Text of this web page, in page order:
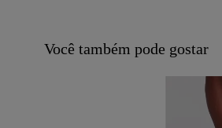
Você também pode gostar